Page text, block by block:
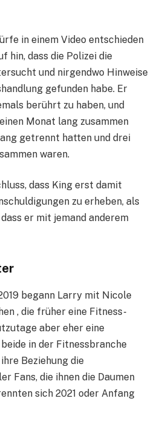
in einem Video entschieden
hin, dass die Polizei die
und nirgendwo Hinweise
gefunden habe. Er
berührt zu haben, und
Monat lang zusammen
getrennt hatten und drei
waren.
dass King erst damit
zu erheben, als
er mit jemand anderem
begann Larry mit Nicole
, die früher eine Fitness-
aber eher eine
in der Fitnessbranche
Beziehung die
Fans, die ihnen die Daumen
sich 2021 oder Anfang